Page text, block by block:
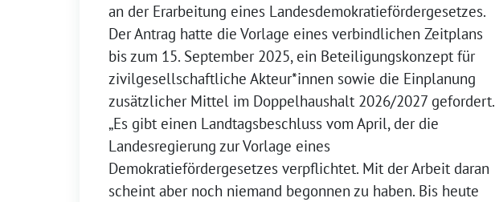
an der Erarbeitung eines Landesdemokratiefördergesetzes.
Der Antrag hatte die Vorlage eines verbindlichen Zeitplans
bis zum 15. September 2025, ein Beteiligungskonzept für
zivilgesellschaftliche Akteur*innen sowie die Einplanung
zusätzlicher Mittel im Doppelhaushalt 2026/2027 gefordert.
„Es gibt einen Landtagsbeschluss vom April, der die
Landesregierung zur Vorlage eines
Demokratiefördergesetzes verpflichtet. Mit der Arbeit daran
scheint aber noch niemand begonnen zu haben. Bis heute